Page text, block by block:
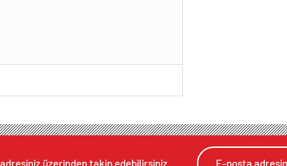
üzerinden takip edebilirsiniz.